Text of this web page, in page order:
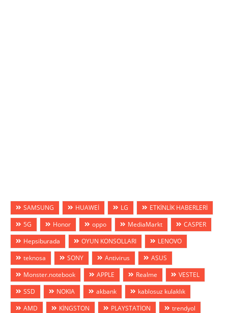
SAMSUNG HUAWEİ LG
ETKİNLİK HABERLERİ
5G
Honor oppo MediaMarkt
CASPER
Hepsiburada
OYUN KONSOLLARI
LENOVO
teknosa
SONY Antivirus
ASUS
Monster.notebook
APPLE Realme
VESTEL
SSD
NOKIA akbank
kablosuz kulaklık
AMD
KİNGSTON PLAYSTATİON
trendyol